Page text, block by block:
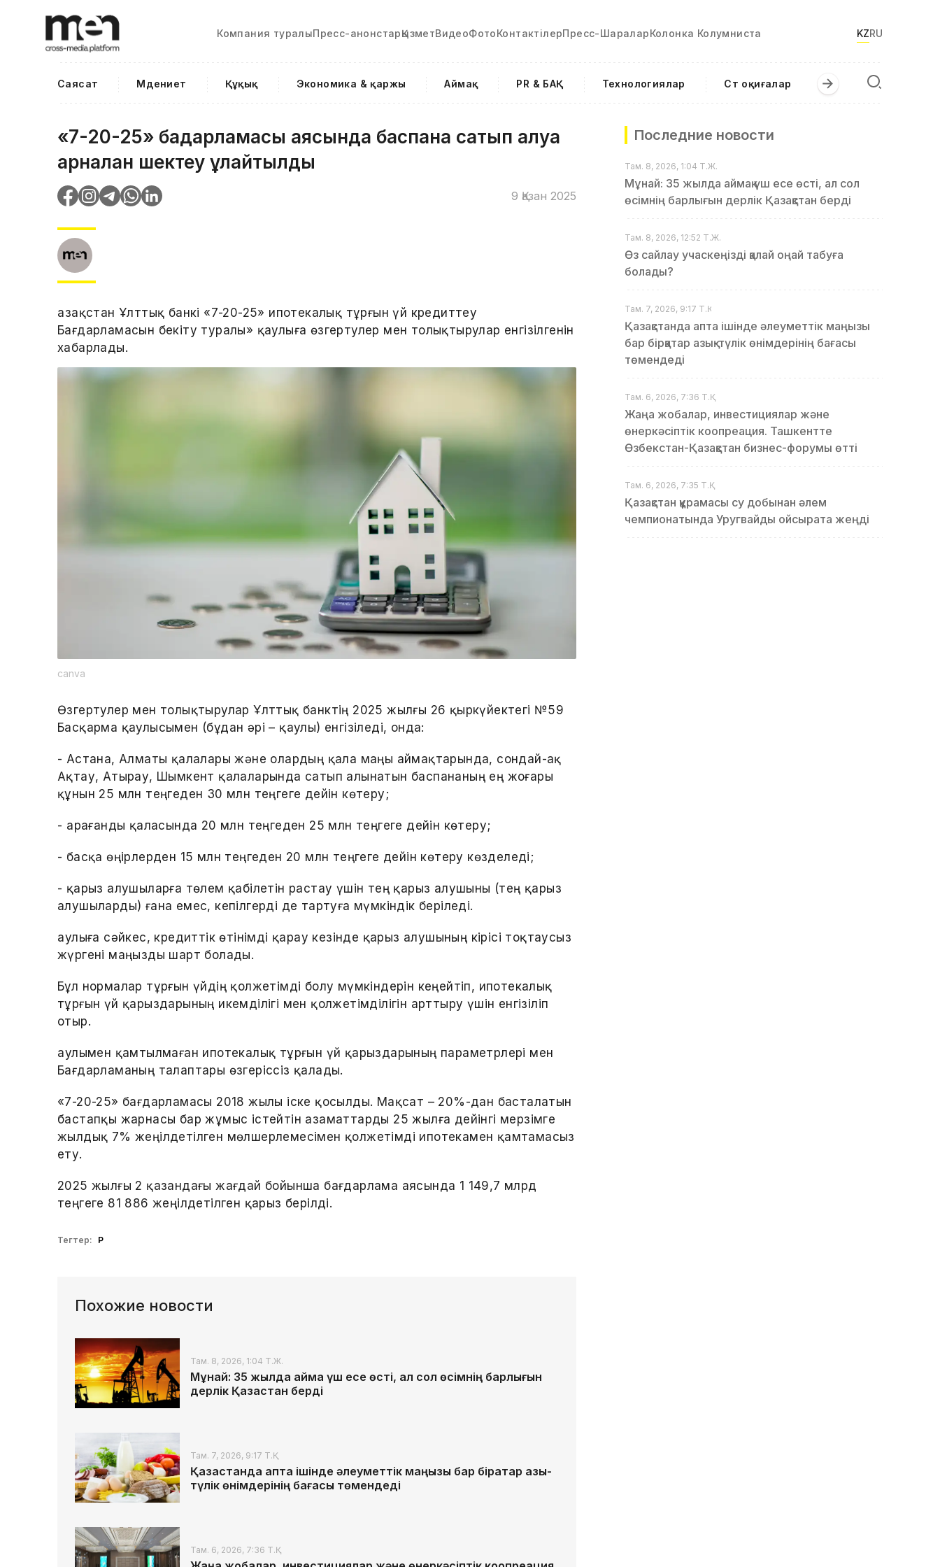
Компания туралыПресс-анонстарҚызметВидеоФотоКонтактілерПресс-ШараларКолонка Колумниста KZRU
Саясат Мәдениет Құқық Экономика & қаржы Аймақ PR & БАҚ Технологиялар Сәт оқиғалар
«7-20-25» бағдарламасы аясында баспана сатып алуға
арналған шектеу ұлғайтылды
9 Қазан 2025
Қазақстан Ұлттық банкі «7-20-25» ипотекалық тұрғын үй кредиттеу
Бағдарламасын бекіту туралы» қаулыға өзгертулер мен толықтырулар енгізілгенін
хабарлады.
canva
Өзгертулер мен толықтырулар Ұлттық банктің 2025 жылғы 26 қыркүйектегі №59
Басқарма қаулысымен (бұдан әрі – қаулы) енгізіледі, онда:
- Астана, Алматы қалалары және олардың қала маңы аймақтарында, сондай-ақ
Ақтау, Атырау, Шымкент қалаларында сатып алынатын баспананың ең жоғары
құнын 25 млн теңгеден 30 млн теңгеге дейін көтеру;
- Қарағанды қаласында 20 млн теңгеден 25 млн теңгеге дейін көтеру;
- басқа өңірлерден 15 млн теңгеден 20 млн теңгеге дейін көтеру көзделеді;
- қарыз алушыларға төлем қабілетін растау үшін тең қарыз алушыны (тең қарыз
алушыларды) ғана емес, кепілгерді де тартуға мүмкіндік беріледі.
Қаулыға сәйкес, кредиттік өтінімді қарау кезінде қарыз алушының кірісі тоқтаусыз
жүргені маңызды шарт болады.
Бұл нормалар тұрғын үйдің қолжетімді болу мүмкіндерін кеңейтіп, ипотекалық
тұрғын үй қарыздарының икемділігі мен қолжетімділігін арттыру үшін енгізіліп
отыр.
Қаулымен қамтылмаған ипотекалық тұрғын үй қарыздарының параметрлерi мен
Бағдарламаның талаптары өзгерiссiз қалады.
«7-20-25» бағдарламасы 2018 жылы іске қосылды. Мақсат – 20%-дан басталатын
бастапқы жарнасы бар жұмыс істейтін азаматтарды 25 жылға дейінгі мерзімге
жылдық 7% жеңілдетілген мөлшерлемесімен қолжетімді ипотекамен қамтамасыз
ету.
2025 жылғы 2 қазандағы жағдай бойынша бағдарлама аясында 1 149,7 млрд
теңгеге 81 886 жеңілдетілген қарыз берілді.
Тегтер: ҚР
Похожие новости
Там. 8, 2026, 1:04 Т.Ж.
Мұнай: 35 жылда аймақ үш есе өсті, ал сол өсімнің барлығын
дерлік Қазақстан берді
Там. 7, 2026, 9:17 Т.Қ.
Қазақстанда апта ішінде әлеуметтік маңызы бар бірқатар азық-
түлік өнімдерінің бағасы төмендеді
Там. 6, 2026, 7:36 Т.Қ.
Последние новости
Там. 8, 2026, 1:04 Т.Ж.
Мұнай: 35 жылда аймақ үш есе өсті, ал сол
өсімнің барлығын дерлік Қазақстан берді
Там. 8, 2026, 12:52 Т.Ж.
Өз сайлау учаскеңізді қалай оңай табуға
болады?
Там. 7, 2026, 9:17 Т.Қ.
Қазақстанда апта ішінде әлеуметтік маңызы
бар бірқатар азық-түлік өнімдерінің бағасы
төмендеді
Там. 6, 2026, 7:36 Т.Қ.
Жаңа жобалар, инвестициялар және
өнеркәсіптік коопреация. Ташкентте
Өзбекстан-Қазақстан бизнес-форумы өтті
Там. 6, 2026, 7:35 Т.Қ.
Қазақстан құрамасы су добынан әлем
чемпионатында Уругвайды ойсырата жеңді